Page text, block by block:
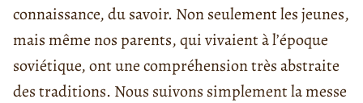
connaissance, du savoir. Non seulement les jeunes,
mais même nos parents, qui vivaient à l’époque
soviétique, ont une compréhension très abstraite
des traditions. Nous suivons simplement la messe